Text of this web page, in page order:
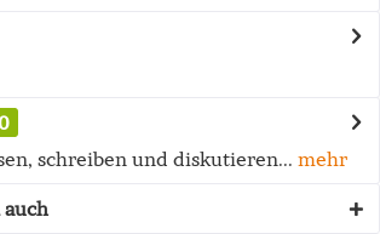
0
schreiben und diskutieren... mehr